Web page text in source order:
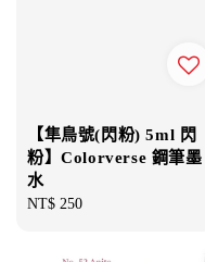
【隼鳥號(閃粉) 5ml 閃
粉】Colorverse 鋼筆墨
水
Regular
NT$ 250